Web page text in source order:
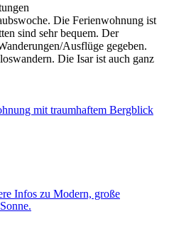
Die Ferienwohnung ist
sind sehr bequem. Der
Ausflüge gegeben.
Die Isar ist auch ganz
mit traumhaftem Bergblick
Infos zu Modern, große